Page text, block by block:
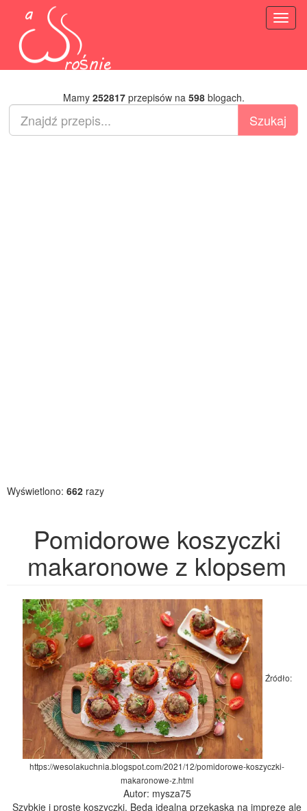
Mamy 252817przepisów na 598blogach.
Wyświetlono: 662 razy
Pomidorowe koszyczki
makaronowe z klopsem
Źródło:
https://wesolakuchnia.blogspot.com/2021/12/pomidorowe-koszyczki-
makaronowe-z.html
Autor: mysza75
Szybkie i proste koszyczki. Będą idealną przekąską na imprezę ale